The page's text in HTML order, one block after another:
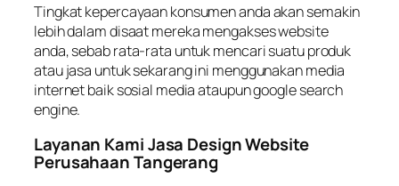
Tingkat kepercayaan konsumen anda akan semakin
lebih dalam disaat mereka mengakses website
anda, sebab rata-rata untuk mencari suatu produk
atau jasa untuk sekarang ini menggunakan media
internet baik sosial media ataupun google search
engine.
Layanan Kami Jasa Design Website
Perusahaan Tangerang